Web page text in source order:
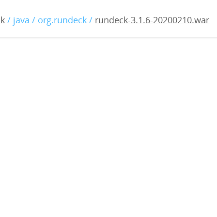
/ java / org.rundeck / rundeck-3.1.6-20200210.war
20200210.war